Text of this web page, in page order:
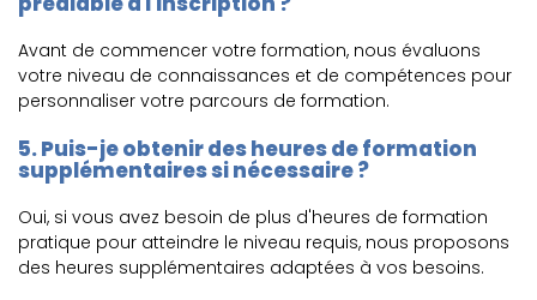
Avant de commencer votre formation, nous évaluons
votre niveau de connaissances et de compétences pour
personnaliser votre parcours de formation.
5. Puis-je obtenir des heures de formation
supplémentaires si nécessaire ?
Oui, si vous avez besoin de plus d'heures de formation
pratique pour atteindre le niveau requis, nous proposons
des heures supplémentaires adaptées à vos besoins.